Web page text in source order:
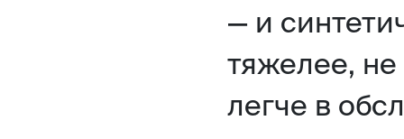
— и
тяжелее, не
легче в